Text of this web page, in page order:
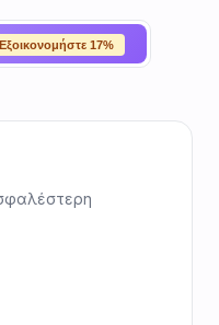
Εξοικονομήστε 17%